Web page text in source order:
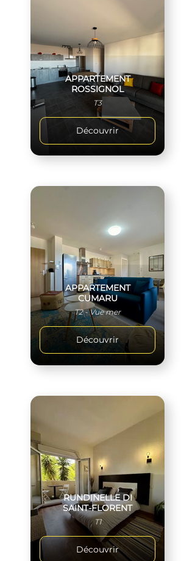
APPARTEMENT
ROSSIGNOL
T3
Découvrir
APPARTEMENT
CUMARU
T2 - Vue mer
Découvrir
RUNDINELLE DI
SAINT-FLORENT
T1
Découvrir